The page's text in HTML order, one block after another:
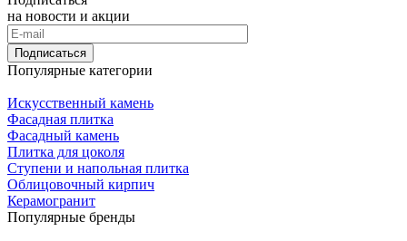
на новости и акции
Подписаться
Популярные категории
Искусственный камень
Фасадная плитка
Фасадный камень
Плитка для цоколя
Ступени и напольная плитка
Облицовочный кирпич
Керамогранит
Популярные бренды